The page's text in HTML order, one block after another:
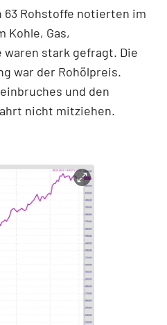
63 Rohstoffe notierten im
Kohle, Gas,
stark gefragt. Die
war der Rohölpreis.
und den
nicht mitziehen.